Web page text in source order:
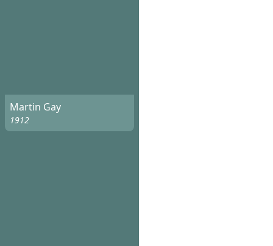
Martin Gay
1912